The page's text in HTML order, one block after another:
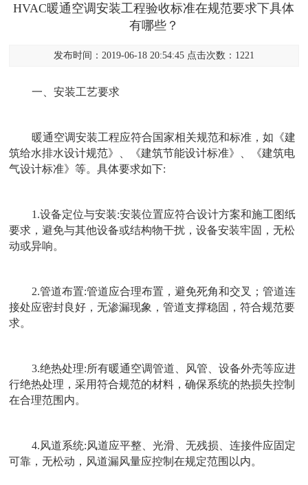
HVAC暖通空调安装工程验收标准在规范要求下具体
有哪些？
发布时间：2019-06-18 20:54:45 点击次数：1221
一、安装工艺要求
暖通空调安装工程应符合国家相关规范和标准，如《建
筑给水排水设计规范》、《建筑节能设计标准》、《建筑电
气设计标准》等。具体要求如下:
1.设备定位与安装:安装位置应符合设计方案和施工图纸
要求，避免与其他设备或结构物干扰，设备安装牢固，无松
动或异响。
2.管道布置:管道应合理布置，避免死角和交叉；管道连
接处应密封良好，无渗漏现象，管道支撑稳固，符合规范要
求。
3.绝热处理:所有暖通空调管道、风管、设备外壳等应进
行绝热处理，采用符合规范的材料，确保系统的热损失控制
在合理范围内。
4.风道系统:风道应平整、光滑、无残损、连接件应固定
可靠，无松动，风道漏风量应控制在规定范围以内。